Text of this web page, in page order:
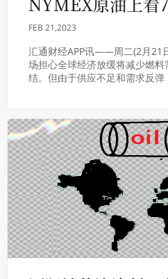
FEB 21,2023
汇通财经APP讯——周二(2月21
场担心全球经济放缓将减少燃
结。但由于供应不足和需求反